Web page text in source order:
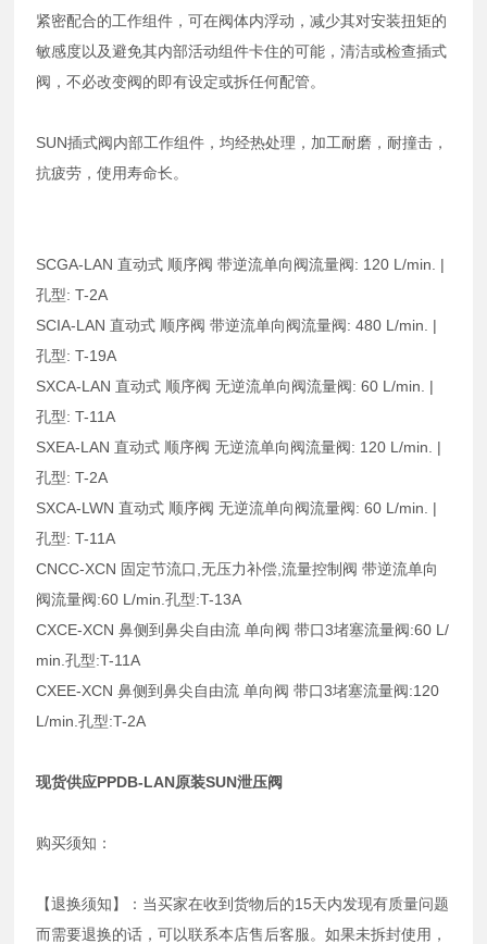
紧密配合的工作组件，可在阀体内浮动，减少其对安装扭矩的
敏感度以及避免其内部活动组件卡住的可能，清洁或检查插式
阀，不必改变阀的即有设定或拆任何配管。
SUN插式阀内部工作组件，均经热处理，加工耐磨，耐撞击，
抗疲劳，使用寿命长。
SCGA-LAN 直动式 顺序阀 带逆流单向阀流量阀: 120 L/min. |
孔型: T-2A
SCIA-LAN 直动式 顺序阀 带逆流单向阀流量阀: 480 L/min. |
孔型: T-19A
SXCA-LAN 直动式 顺序阀 无逆流单向阀流量阀: 60 L/min. |
孔型: T-11A
SXEA-LAN 直动式 顺序阀 无逆流单向阀流量阀: 120 L/min. |
孔型: T-2A
SXCA-LWN 直动式 顺序阀 无逆流单向阀流量阀: 60 L/min. |
孔型: T-11A
CNCC-XCN 固定节流口,无压力补偿,流量控制阀 带逆流单向
阀流量阀:60 L/min.孔型:T-13A
CXCE-XCN 鼻侧到鼻尖自由流 单向阀 带口3堵塞流量阀:60 L/
min.孔型:T-11A
CXEE-XCN 鼻侧到鼻尖自由流 单向阀 带口3堵塞流量阀:120
L/min.孔型:T-2A
现货供应PPDB-LAN原装SUN泄压阀
购买须知：
【退换须知】：当买家在收到货物后的15天内发现有质量问题
而需要退换的话，可以联系本店售后客服。如果未拆封使用，